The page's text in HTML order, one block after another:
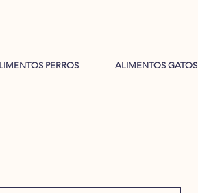
PERROS ALIMENTOS GATOS